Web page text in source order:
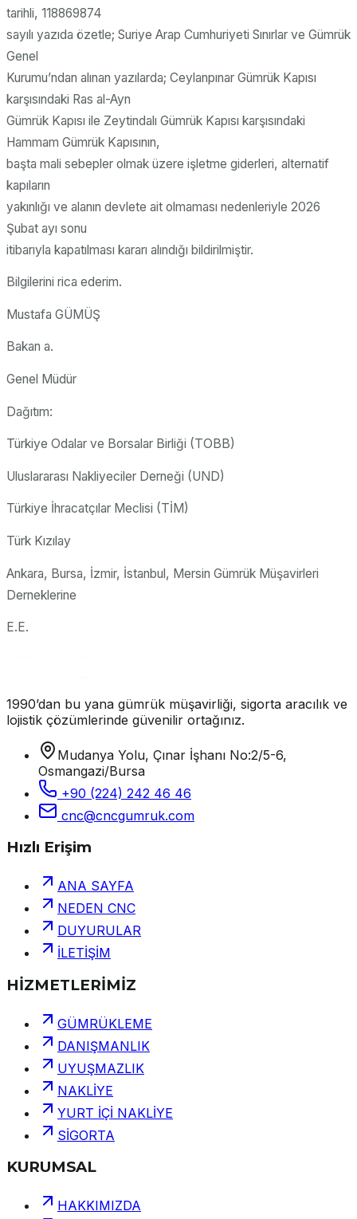
tarihli, 118869874
sayılı yazıda özetle; Suriye Arap Cumhuriyeti Sınırlar ve Gümrük
Genel
Kurumu’ndan alınan yazılarda; Ceylanpınar Gümrük Kapısı
karşısındaki Ras al-Ayn
Gümrük Kapısı ile Zeytindalı Gümrük Kapısı karşısındaki
Hammam Gümrük Kapısının,
başta mali sebepler olmak üzere işletme giderleri, alternatif
kapıların
yakınlığı ve alanın devlete ait olmaması nedenleriyle 2026
Şubat ayı sonu
itibarıyla kapatılması kararı alındığı bildirilmiştir.
Bilgilerini rica ederim.
Mustafa GÜMÜŞ
Bakan a.
Genel Müdür
Dağıtım:
Türkiye Odalar ve Borsalar Birliği (TOBB)
Uluslararası Nakliyeciler Derneği (UND)
Türkiye İhracatçılar Meclisi (TİM)
Türk Kızılay
Ankara, Bursa, İzmir, İstanbul, Mersin Gümrük Müşavirleri
Derneklerine
E.E.
1990’dan bu yana gümrük müşavirliği, sigorta aracılık ve
lojistik çözümlerinde güvenilir ortağınız.
Mudanya Yolu, Çınar İşhanı No:2/5-6,
Osmangazi/Bursa
+90 (224) 242 46 46
cnc@cncgumruk.com
Hızlı Erişim
ANA SAYFA
NEDEN CNC
DUYURULAR
İLETİŞİM
HİZMETLERİMİZ
GÜMRÜKLEME
DANIŞMANLIK
UYUŞMAZLIK
NAKLİYE
YURT İÇİ NAKLİYE
SİGORTA
KURUMSAL
HAKKIMIZDA